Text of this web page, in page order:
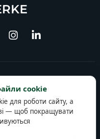
cookie
для роботи сайту, а
— щоб покращувати